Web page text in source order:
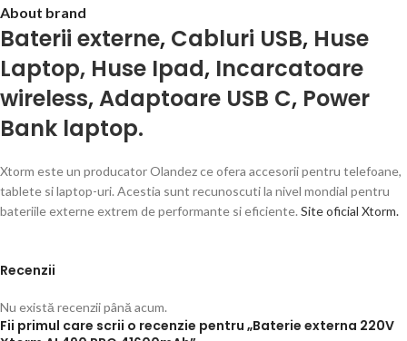
About brand
Baterii externe, Cabluri USB, Huse
Laptop, Huse Ipad, Incarcatoare
wireless,Adaptoare USB C, Power
Bank laptop.
Xtorm este un producator Olandez ce ofera accesorii pentru telefoane,
tablete si laptop-uri. Acestia sunt recunoscuti la nivel mondial pentru
bateriile externe extrem de performante si eficiente. Site oficial Xtorm.
Recenzii
Nu există recenzii până acum.
Fii primul care scrii o recenzie pentru „Baterie externa 220V